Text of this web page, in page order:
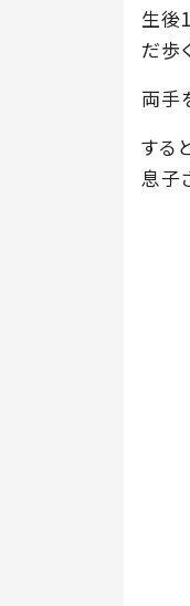
生後
だ歩
両手
する
息子